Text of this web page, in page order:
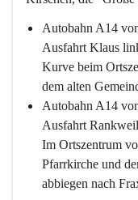
Autobahn A14
Ausfahrt Klaus
Kurve beim
dem alten
Autobahn A14
Ausfahrt
Im Ortszentrum
Pfarrkirche und
abbiegen nach